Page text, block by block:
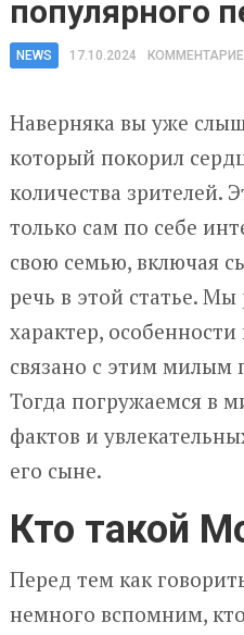
популярного
NEWS 17.10.2024
Наверняка вы уже
который покорил
количества зрителей.
только сам по себе
свою семью, включая
речь в этой статье.
характер,
связано с этим милым
Тогда погружаемся в
фактов и
его сыне.
Кто такой
Перед тем как
немного вспомним,